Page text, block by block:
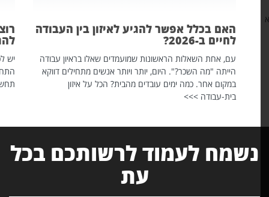
האם בכלל אפשר להגיע לאיזון בין העבודה
לחיים ב-2026?
עם, אחת השאלות הראשונות שמועמדים שאלו בראיון עבודה
הייתה "מה השכר?". היום, יותר ויותר אנשים מתחילים דווקא
במקום אחר. כמה ימים עובדים מהבית? הכל על איזון
בית-עבודה >>>
יש
נשמח לעמוד לרשותכם בכל
עת